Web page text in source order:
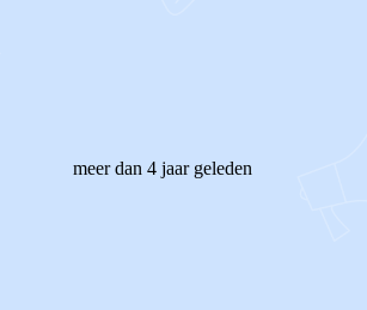
meer dan 4 jaar geleden